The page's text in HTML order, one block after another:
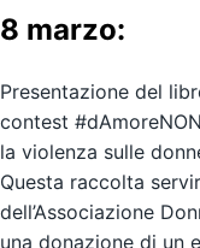
8 marzo:
Presentazione del
contest
la violenza sulle
Questa raccolta
dell’Associazione
una donazione di un